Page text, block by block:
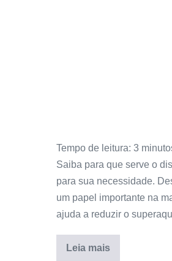
Tempo de leitura: 3
Saiba para que serve o
para sua necessidade.
um papel importante na
ajuda a reduzir o
Leia mais